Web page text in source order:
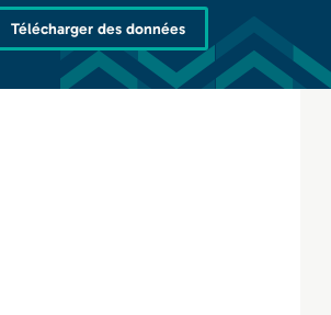
Télécharger des données